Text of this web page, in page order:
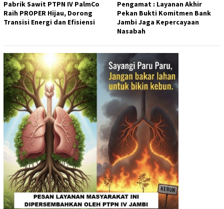
Pabrik Sawit PTPN IV PalmCo
Raih PROPER Hijau, Dorong
Transisi Energi dan Efisiensi
Pengamat : Layanan Akhir
Pekan Bukti Komitmen Bank
Jambi Jaga Kepercayaan
Nasabah